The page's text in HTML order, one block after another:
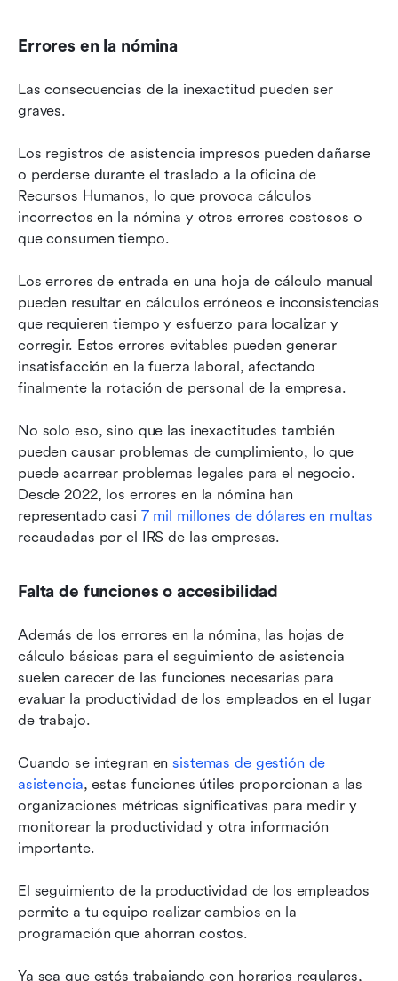
Errores en la nómina
Las consecuencias de la inexactitud pueden ser
graves.
Los registros de asistencia impresos pueden dañarse
o perderse durante el traslado a la oficina de
Recursos Humanos, lo que provoca cálculos
incorrectos en la nómina y otros errores costosos o
que consumen tiempo.
Los errores de entrada en una hoja de cálculo manual
pueden resultar en cálculos erróneos e inconsistencias
que requieren tiempo y esfuerzo para localizar y
corregir. Estos errores evitables pueden generar
insatisfacción en la fuerza laboral, afectando
finalmente la rotación de personal de la empresa.
No solo eso, sino que las inexactitudes también
pueden causar problemas de cumplimiento, lo que
puede acarrear problemas legales para el negocio.
Desde 2022, los errores en la nómina han
representado casi 7 mil millones de dólares en multas
recaudadas por el IRS de las empresas.
Falta de funciones o accesibilidad
Además de los errores en la nómina, las hojas de
cálculo básicas para el seguimiento de asistencia
suelen carecer de las funciones necesarias para
evaluar la productividad de los empleados en el lugar
de trabajo.
Cuando se integran en sistemas de gestión de
asistencia, estas funciones útiles proporcionan a las
organizaciones métricas significativas para medir y
monitorear la productividad y otra información
importante.
El seguimiento de la productividad de los empleados
permite a tu equipo realizar cambios en la
programación que ahorran costos.